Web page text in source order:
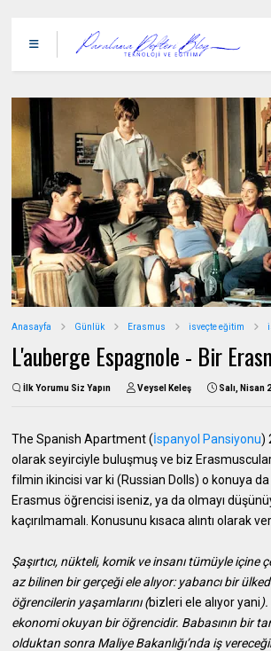
Anasayfa Günlük Erasmus isveçte eğitim
L'auberge Espagnole - Bir
İlk Yorumu Siz Yapın Veysel Keleş Salı, Nisan
The Spanish Apartment (İspanyol Pansiyonu)
olarak seyirciyle buluşmuş ve biz
filmin ikincisi var ki (Russian Dolls) o konuya
Erasmus öğrencisi iseniz, ya da olmayı
kaçırılmamalı. Konusunu kısaca alıntı olarak
Şaşırtıcı, nükteli, komik ve insanı tümüyle içine
az bilinen bir gerçeği ele alıyor: yabancı bir
öğrencilerin yaşamlarını(bizleri ele alıyor yani).
ekonomi okuyan bir öğrencidir. Babasının bir
olduktan sonra Maliye Bakanlığı’nda iş